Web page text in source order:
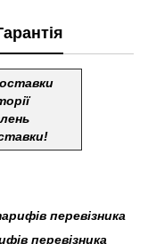
перевізника
перевізника